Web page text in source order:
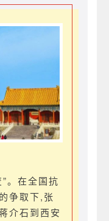
。在全国抗
争取下,张
介石到西安